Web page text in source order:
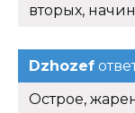
вторых,
Dzhozef
Острое,